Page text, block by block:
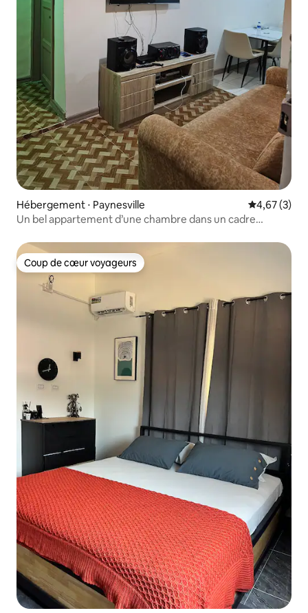
Hébergement ⋅ Paynesville Évaluation
4,67 (3)
Un bel appartement d’une chambre dans un cadre
Coup de cœur voyageurs
Coup de cœur voyageurs